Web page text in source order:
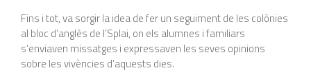
Fins i tot, va sorgir la idea de fer un seguiment de les colònies
al bloc d’anglès de l’Splai, on els alumnes i familiars
s’enviaven missatges i expressaven les seves opinions
sobre les vivències d’aquests dies.